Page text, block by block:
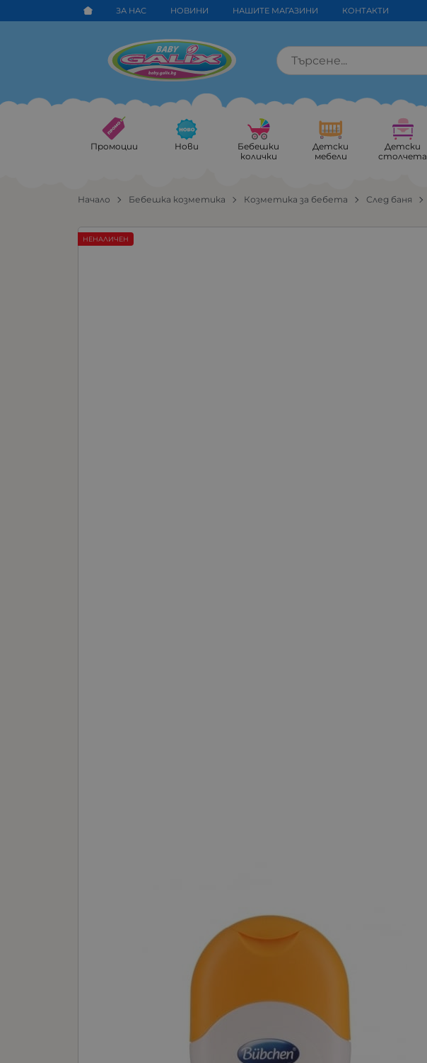
ЗА НАС НОВИНИ НАШИТЕ МАГАЗИНИ КОНТАКТИ
Промоции Нови
Бебешки
колички
Детски
мебели
Детски
столчета
Начало Бебешка козметика Козметика за бебета След баня
НЕНАЛИЧЕН